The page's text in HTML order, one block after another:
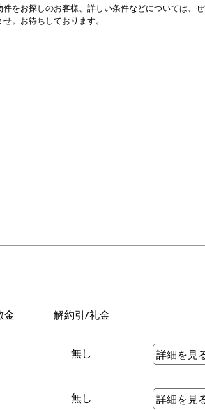
をお探しのお客様、詳しい条件などについては、
。お待ちしております。
金 解約引/礼金
無し 詳細を見
無し 詳細を見